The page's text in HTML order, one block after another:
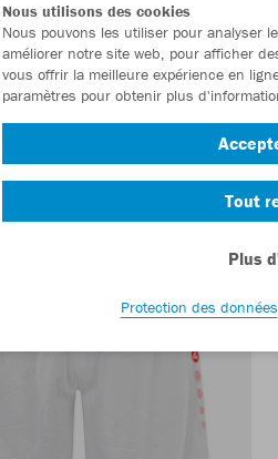
Nous utilisons des cookies
Nous pouvons les utiliser pour analyser
améliorer notre site web, pour afficher
vous offrir la meilleure expérience en
paramètres pour obtenir plus
Tout
Plus
Protection des données